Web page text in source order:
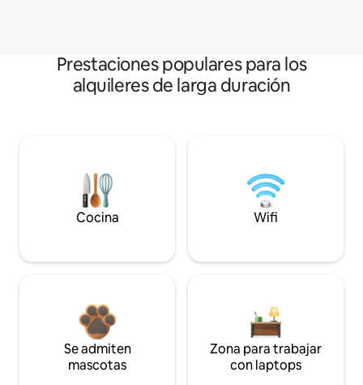
Prestaciones populares para los
alquileres de larga duración
Cocina Wifi
Se admiten
mascotas
Zona para trabajar
con laptops